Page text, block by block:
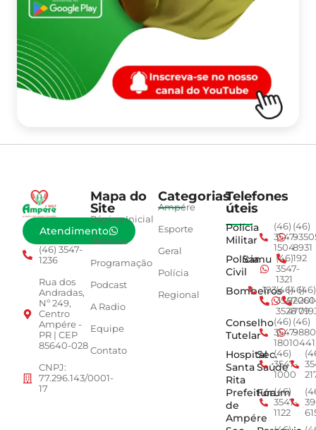
Atendimento
(46) 3547-
1236
Rua dos
Andradas,
Nº 249,
Centro
Ampére -
PR | CEP
85640-028
CNPJ:
77.296.143/0001-
17
Mapa do
Site
Página Inicial
Notícias
Programação
Podcast
A Radio
Equipe
Contato
Categorias
Ampére
Esporte
Geral
Polícia
Regional
Telefones
úteis
Polícia
Militar
(46)
3547-
1504
(46)
8931
Polícia
Civil
Samu (46)
3547-
1321
192
Bombeiros
193(46)
3547-
3528
(46)
4779
(46)
Conselho
Tutelar
(46)
3547-
1801
(46)
0441
Hospital
Santa
Rita
Sec.
Saúde
(46)
3547-
1000
Prefeitura
de
Ampére
Fórum
(46)
3547-
1122